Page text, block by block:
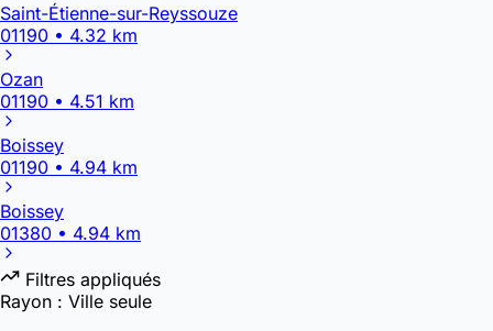
Saint-Étienne-sur-Reyssouze
01190 • 4.32 km
Ozan
01190 • 4.51 km
Boissey
01190 • 4.94 km
Boissey
01380 • 4.94 km
Filtres appliqués
Rayon : Ville seule